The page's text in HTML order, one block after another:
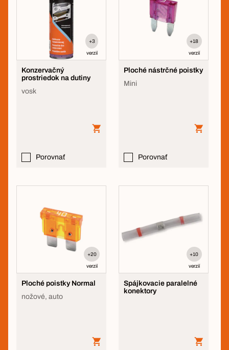
+3
verzií
Konzervačný
prostriedok na dutiny
vosk
Porovnať
+18
verzií
Ploché nástrčné poistky
Mini
Porovnať
+20
verzií
Ploché poistky Normal
nožové, auto
+10
verzií
Spájkovacie paralelné
konektory